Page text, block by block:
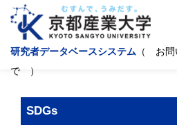
研究者データベースシステム （ お問
で ）
SDGs